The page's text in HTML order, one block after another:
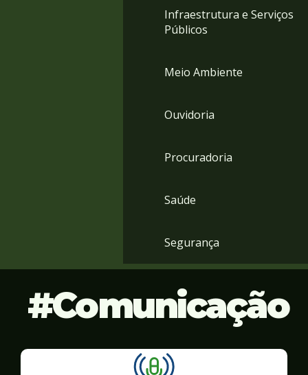
Infraestrutura e Serviços
Públicos
Meio Ambiente
Ouvidoria
Procuradoria
Saúde
Segurança
Comunicação